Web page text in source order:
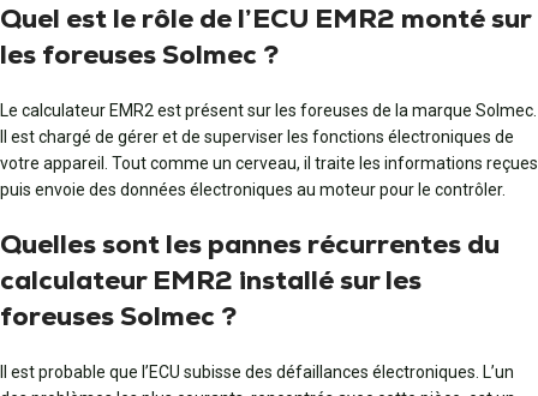
Quel est le rôle de l’ECU EMR2 monté sur
les foreuses Solmec ?
Le calculateur EMR2 est présent sur les foreuses de la marque Solmec.
Il est chargé de gérer et de superviser les fonctions électroniques de
votre appareil. Tout comme un cerveau, il traite les informations reçues
puis envoie des données électroniques au moteur pour le contrôler.
Quelles sont les pannes récurrentes du
calculateur EMR2 installé sur les
foreuses Solmec ?
Il est probable que l’ECU subisse des défaillances électroniques. L’un